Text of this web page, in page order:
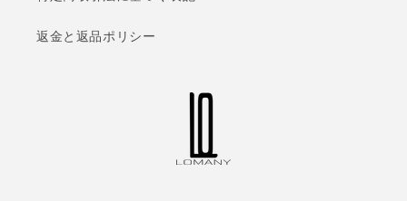
返金と返品ポリシー